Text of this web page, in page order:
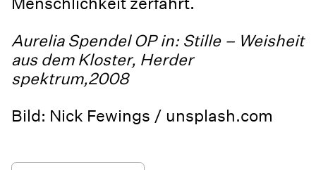
Aurelia Spendel OP in: Stille – Weisheit
aus dem Kloster, Herder
spektrum,2008
Bild: Nick Fewings / unsplash.com